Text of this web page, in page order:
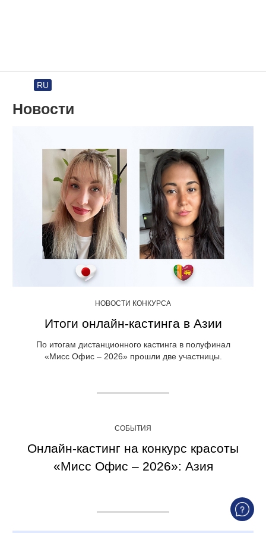
RU
Rules and regulations
Participants
Gallery
Новости
НОВОСТИ КОНКУРСА
Итоги онлайн-кастинга в Азии
По итогам дистанционного кастинга в полуфинал
«Мисс Офис – 2026» прошли две участницы.
СОБЫТИЯ
Онлайн-кастинг на конкурс красоты
«Мисс Офис – 2026»: Азия